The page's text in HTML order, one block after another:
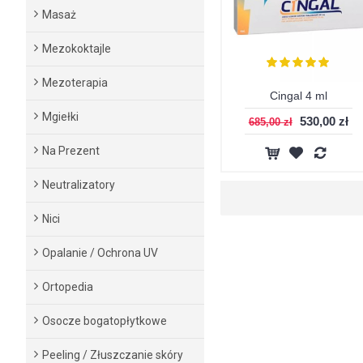
Masaż
Mezokoktajle
Mezoterapia
Mgiełki
Na Prezent
Neutralizatory
Nici
Opalanie / Ochrona UV
Ortopedia
Osocze bogatopłytkowe
Peeling / Złuszczanie skóry
Cingal 4 ml
685,00 zł 530,00 zł